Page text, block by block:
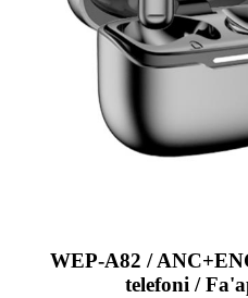
WEP-A82 /
telefoni /